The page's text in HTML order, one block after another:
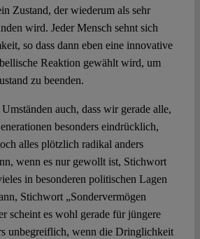
Zustand, der wiederum als sehr
wird. Jeder Mensch sehnt sich
so dass dann eben eine innovative
Reaktion gewählt wird, um
zu beenden.
auch, dass wir gerade alle,
besonders eindrücklich,
alles plötzlich radikal anders
wenn es nur gewollt ist, Stichwort
in besonderen politischen Lagen
Stichwort „Sondervermögen
scheint es wohl gerade für jüngere
unbegreiflich, wenn die Dringlichkeit